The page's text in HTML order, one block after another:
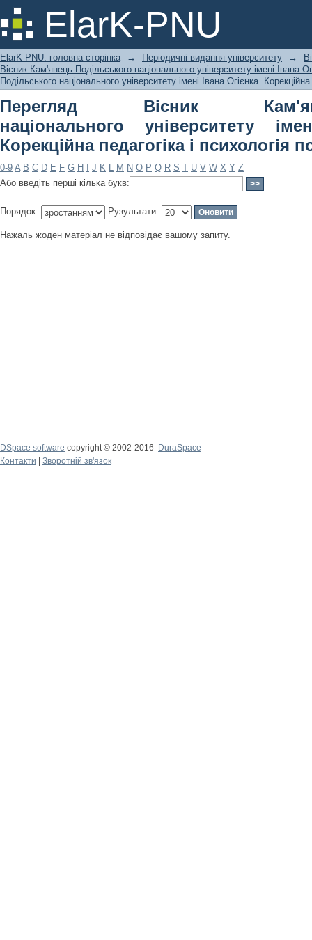
ElarK-PNU
Перегляд Вісник Кам'янець-
Івана Огієнка. Корекційна
ElarK-PNU: головна сторінка → Періодичні видання університету →
Вісник Кам'янець-Подільського національного університету імені Івана
Подільського національного університету імені Івана Огієнка.
Перегляд Вісник
національного університету
Корекційна педагогіка і психологія
0-9 A B C D E F G H J K L M N O P Q R S T U V W X Y Z
Або введіть перші кілька букв:
Порядок: Рузультати:
Нажаль жоден матеріал не відповідає вашому запиту.
DSpace software copyright © 2002-2016
DuraSpace
Контакти
Зворотній зв'язок